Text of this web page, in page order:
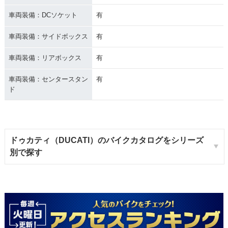
車両装備：DCソケット 有
車両装備：サイドボックス 有
車両装備：リアボックス 有
車両装備：センタースタン
ド
有
ドゥカティ（DUCATI）のバイクカタログをシリーズ
別で探す